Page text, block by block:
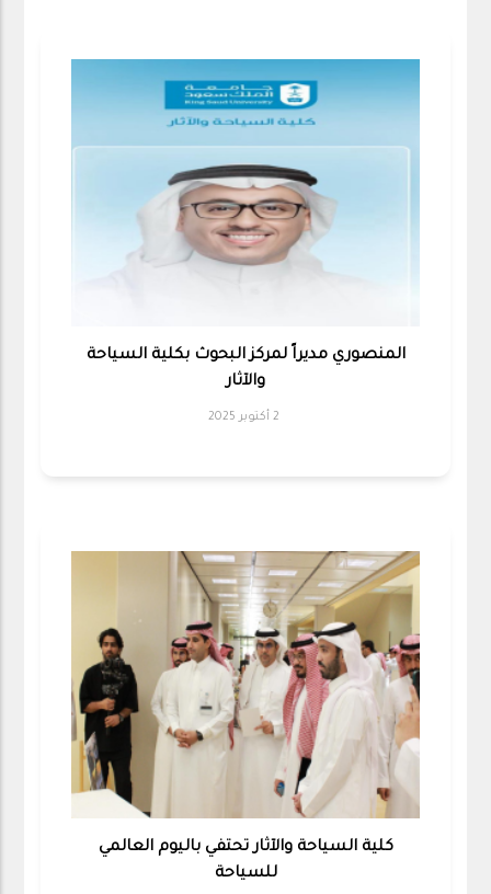
المنصوري مديراً لمركز البحوث بكلية السياحة
والآثار
2 أكتوبر 2025
كلية السياحة والآثار تحتفي باليوم العالمي
للسياحة